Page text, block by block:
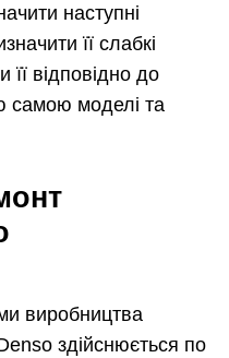
наступні
її слабкі
її відповідно до
самою моделі та
виробництва
здійснюється по